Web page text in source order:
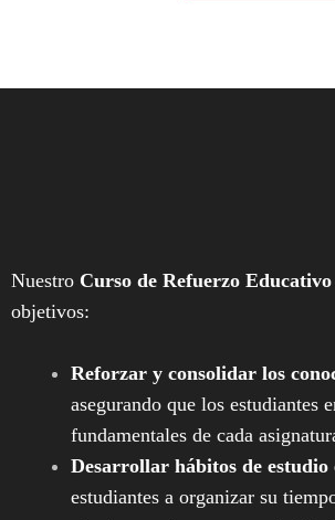
Nuestro Curso de Refuerzo
objetivos:
Reforzar y consolidar los
asegurando que los estudiantes
fundamentales de cada
Desarrollar hábitos de estudio
estudiantes a organizar su